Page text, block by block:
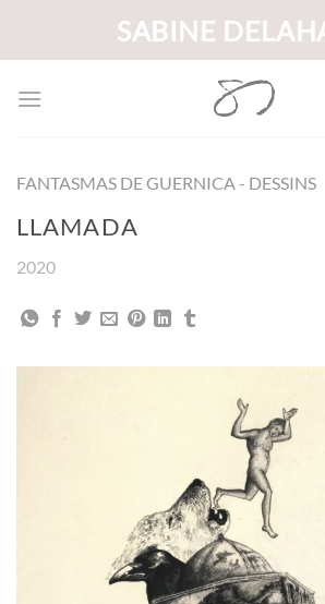
contenu
SABINE
FANTASMAS DE GUERNICA - DESSINS
LLAMADA
2020